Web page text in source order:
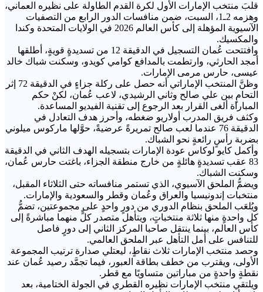
قلبَ منتخب الإمارات الأول لكرة القدم الطاولة على نظيره العماني،
وهزمه 2ـ1، السبت، ضمن منافسات الدور الرابع من التصفيات
الآسيوية المؤهلة إلى كأس العالم 2026 في الولايات المتحدة وكندا
والمكسيك.
وافتتحت عُمان التسجيل في الدقيقة 12 من تسديدةٍ قويةٍ، أطلقها
أمجد الحارثي، وارتطمت بالمدافع كوامي كويدو، وسكنت شباك خالد
عيسى، حارس مرمى الإمارات.
وظنَّ المنتخب الإماراتي أنه حصل على ركلة جزاءٍ في الدقيقة 72 إثر
التحامٍ بين علي صالح وثاني الرشيدي، لاعب عُمان، لكنْ حكم
المباراة ألغى القرار بعد الرجوع إلى تقنية الفيديو المساعدة.
وكثف فريق المدرب أولاريو ضغطه، وأحرز هدف التعادل في
الدقيقة 76 عندما لعب صالح تمريرةً عرضيةً، حوَّلها ماركوس ميلوني
بضربة رأسٍ رائعةٍ نحو الشباك.
وأكمل كايو لوكاس عودة الإمارات بتسجيله الهدف الثاني في الدقيقة
83 عقب تسديدةٍ هائلةٍ من خارج منطقة الجزاء، باغتت حارس عُمان،
وسكنت الشباك.
ويضمُّ الملحق الآسيوي، الذي تستمر منافساته حتى الثلاثاء المقبل،
منتخبات إندونيسيا والعراق وعُمان وقطر والسعودية والإمارات.
ويُلعَب الملحق بنظام الدوري من دورٍ واحدٍ على مجموعتين، تضمُّ
كل واحدةٍ منها ثلاثة منتخباتٍ، ويتأهل متصدر كلٍّ منهما مباشرةً إلى
كأس العالم، بينما ينتقل صاحبا المركز الثاني إلى دورٍ فاصل
للتنافس على أمل التأهل عبر الملحق العالمي.
وحصد منتخب الإمارات ثلاث نقاطٍ، ليعتلي صدارة ترتيب المجموعة
الأولى، ويقترب من خطف بطاقة العبور، فيما تجمَّد رصيد عُمان عند
نقطةٍ واحدةٍ من مباراتين متساويًا مع قطر.
ويلتقي منتخب الإمارات نظيره القطري في الجولة الختامية، بعد